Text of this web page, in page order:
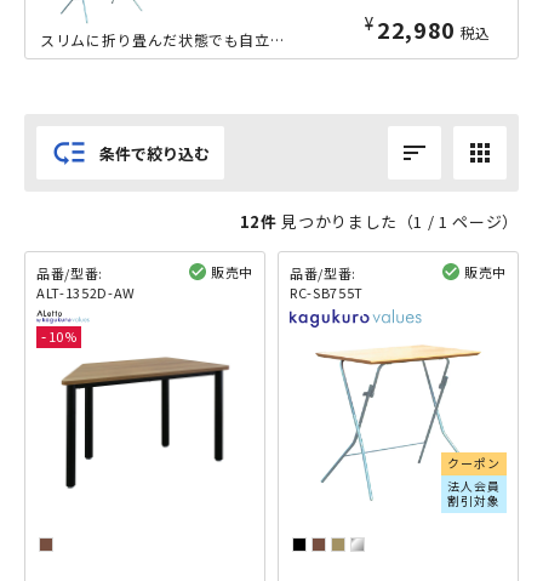
¥ 22,980 税込
スリムに折り畳んだ状態でも自立し、省スペースに収納できることで、ちょっとした補助テーブルとして大活躍する、スタンドタッチテーブルのW750×D500タイプです。ワンタッチで簡単に開閉でき、ササッと準備...
low_priority 条件で絞り込む sort apps
12件 見つかりました（1 / 1 ページ）
品番/型番:
ALT-1352D-AW
販売中
10
品番/型番:
RC-SB755T
販売中
クーポン
法人会員
割引対象